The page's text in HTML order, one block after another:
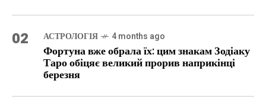
02 АСТРОЛОГІЯ 4 months ago
Фортуна вже обрала їх: цим знакам Зодіаку
Таро обіцяє великий прорив наприкінці
березня